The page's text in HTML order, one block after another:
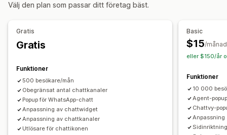
Välj den plan som passar ditt företag bäst.
Gratis
Gratis
Funktioner
500 besökare/mån
Obegränsat antal chattkanaler
Popup för WhatsApp-chatt
Anpassning av chattwidget
Anpassning av chattkanaler
Utlösare för chattikonen
Basic
$15/månad
eller $150/år
Funktioner
10 000
Agent-
Chattvy-